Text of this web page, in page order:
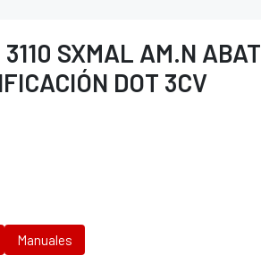
3110 SXMAL AM.N
DOT 3CV
Manuales